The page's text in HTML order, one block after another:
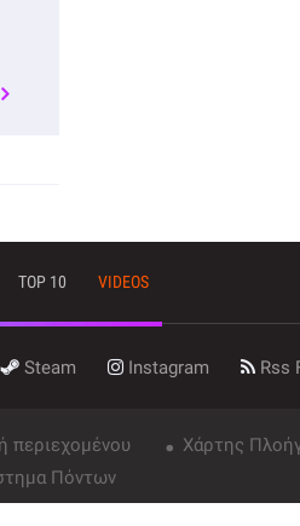
TOP 10 VIDEOS
Steam Instagram Rss
περιεχομένου Χάρτης
Πόντων